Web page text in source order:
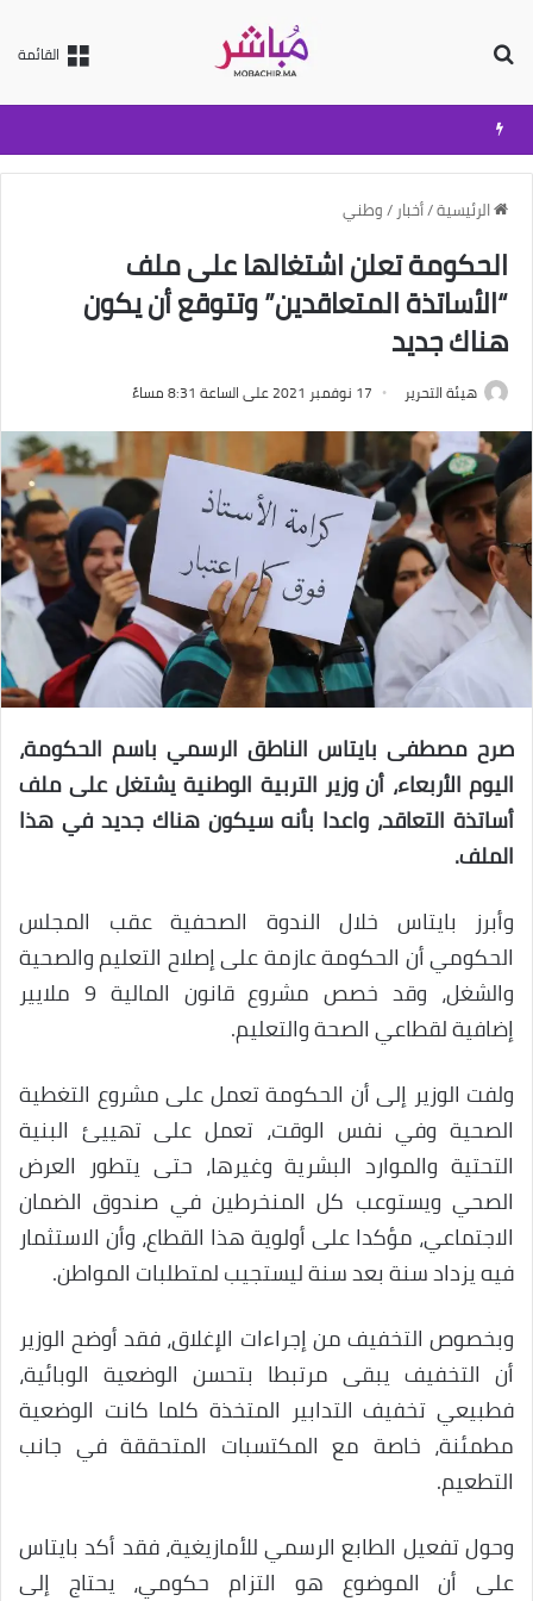
القائمة
الرئيسية/أخبار /وطني
الحكومة تعلن اشتغالها على ملف
“الأساتذة المتعاقدين” وتتوقع أن يكون
هناك جديد
هيئة التحرير 17 نوفمبر 2021 على الساعة 8:31 مساءً
صرح مصطفى بايتاس الناطق الرسمي باسم الحكومة،
اليوم الأربعاء، أن وزير التربية الوطنية يشتغل على ملف
أساتذة التعاقد، واعدا بأنه سيكون هناك جديد في هذا
الملف.
وأبرز بايتاس خلال الندوة الصحفية عقب المجلس
الحكومي أن الحكومة عازمة على إصلاح التعليم والصحية
والشغل، وقد خصص مشروع قانون المالية 9 ملايير
إضافية لقطاعي الصحة والتعليم.
ولفت الوزير إلى أن الحكومة تعمل على مشروع التغطية
الصحية وفي نفس الوقت، تعمل على تهييئ البنية
التحتية والموارد البشرية وغيرها، حتى يتطور العرض
الصحي ويستوعب كل المنخرطين في صندوق الضمان
الاجتماعي، مؤكدا على أولوية هذا القطاع، وأن الاستثمار
فيه يزداد سنة بعد سنة ليستجيب لمتطلبات المواطن.
وبخصوص التخفيف من إجراءات الإغلاق، فقد أوضح الوزير
أن التخفيف يبقى مرتبطا بتحسن الوضعية الوبائية،
فطبيعي تخفيف التدابير المتخذة كلما كانت الوضعية
مطمئنة، خاصة مع المكتسبات المتحققة في جانب
التطعيم.
وحول تفعيل الطابع الرسمي للأمازيغية، فقد أكد بايتاس
على أن الموضوع هو التزام حكومي، يحتاج إلى